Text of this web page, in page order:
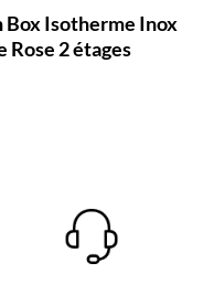
Box Isotherme Inox
Rose 2 étages